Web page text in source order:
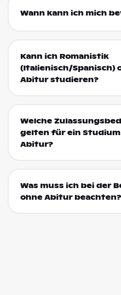
Wann kann ich mich
Kann ich Romanistik
(Italienisch/Spanisch)
Abitur studieren?
Welche
gelten für ein Studium
Abitur?
Was muss ich bei der
ohne Abitur beachten?